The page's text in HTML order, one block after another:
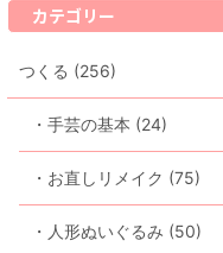
カテゴリー
つくる (256)
・手芸の基本 (24)
・お直しリメイク (75)
・人形ぬいぐるみ (50)